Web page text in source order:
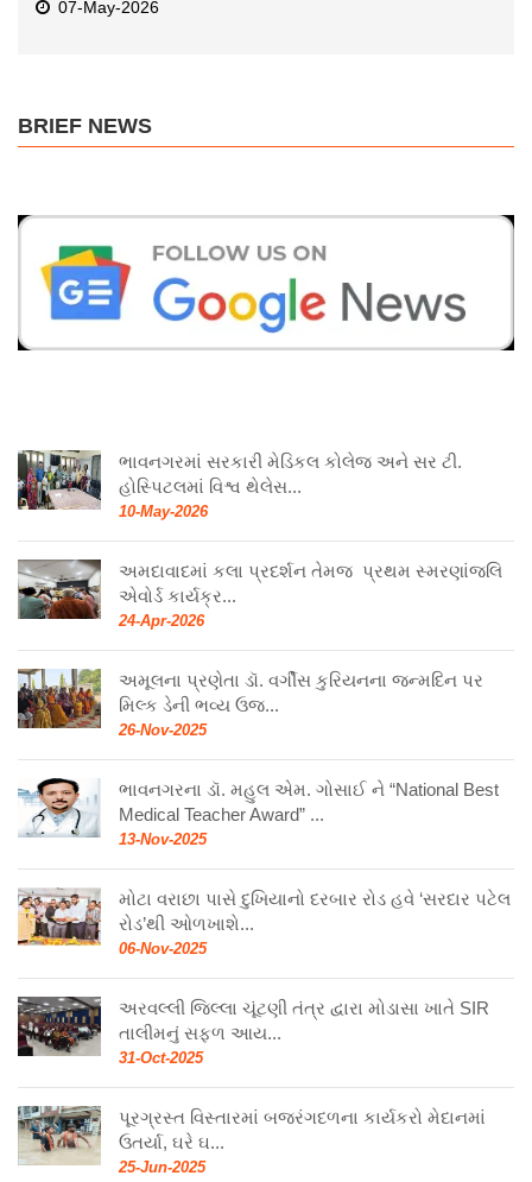
07-May-2026
BRIEF NEWS
ભાવનગરમાં સરકારી મેડિકલ કોલેજ અને સર ટી.
હોસ્પિટલમાં વિશ્વ થેલેસ...
10-May-2026
અમદાવાદમાં કલા પ્રદર્શન તેમજ પ્રથમ સ્મરણાંજલિ
એવોર્ડ કાર્યક્ર...
24-Apr-2026
અમૂલના પ્રણેતા ડૉ. વર્ગીસ કુરિયનના જન્મદિન પર
મિલ્ક ડેની ભવ્ય ઉજ...
26-Nov-2025
ભાવનગરના ડૉ. મહુલ એમ. ગોસાઈ ને “National Best
Medical Teacher Award” ...
13-Nov-2025
મોટા વરાછા પાસે દુખિયાનો દરબાર રોડ હવે ‘સરદાર પટેલ
રોડ’થી ઓળખાશે...
06-Nov-2025
અરવલ્લી જિલ્લા ચૂંટણી તંત્ર દ્વારા મોડાસા ખાતે SIR
તાલીમનું સફળ આય...
31-Oct-2025
પૂરગ્રસ્ત વિસ્તારમાં બજરંગદળના કાર્યકરો મેદાનમાં
ઉતર્યા, ઘરે ઘ...
25-Jun-2025